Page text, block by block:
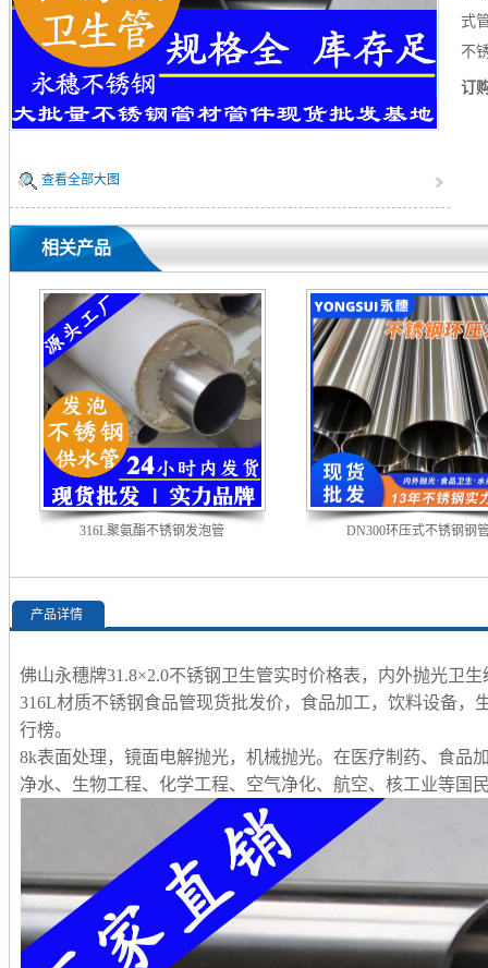
查看全部大图
式
不
订
相关产品
316L聚氨酯不锈钢发泡管 DN300环压式不锈钢钢
产品详情
佛山永穗牌31.8×2.0不锈钢卫生管实时价格表，内外抛光卫
316L材质不锈钢食品管现货批发价，食品加工，饮料设备，
行榜。
8k表面处理，镜面电解抛光，机械抛光。在医疗制药、食品
净水、生物工程、化学工程、空气净化、航空、核工业等国